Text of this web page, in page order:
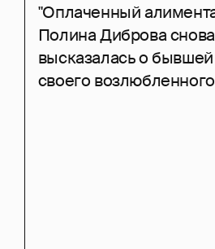
"Оплаченный
Полина Диброва снова
высказалась о
своего возлюбленного